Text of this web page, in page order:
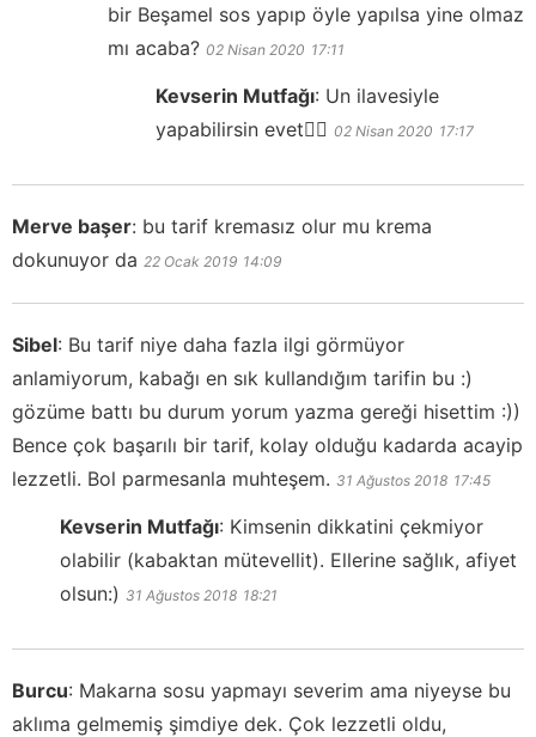
bir Beşamel sos yapıp öyle yapılsa yine olmaz
mı acaba? 02 Nisan 2020 17:11
Kevserin Mutfağı: Un ilavesiyle
yapabilirsin evet👍🏻 02 Nisan 2020 17:17
Merve başer: bu tarif kremasız olur mu krema
dokunuyor da 22 Ocak 2019 14:09
Sibel: Bu tarif niye daha fazla ilgi görmüyor
anlamiyorum, kabağı en sık kullandığım tarifin bu :)
gözüme battı bu durum yorum yazma gereği hisettim :))
Bence çok başarılı bir tarif, kolay olduğu kadarda acayip
lezzetli. Bol parmesanla muhteşem. 31 Ağustos 2018 17:45
Kevserin Mutfağı: Kimsenin dikkatini çekmiyor
olabilir (kabaktan mütevellit). Ellerine sağlık, afiyet
olsun:) 31 Ağustos 2018 18:21
Burcu: Makarna sosu yapmayı severim ama niyeyse bu
aklıma gelmemiş şimdiye dek. Çok lezzetli oldu,